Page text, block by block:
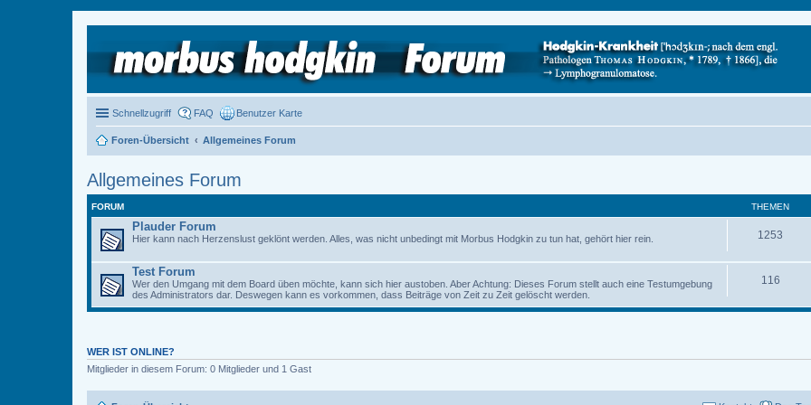
Schnellzugriff FAQ Benutzer Karte
Foren-Übersicht Allgemeines Forum
Allgemeines Forum
FORUM THEMEN
Plauder Forum
Hier kann nach Herzenslust geklönt werden. Alles, was nicht unbedingt mit Morbus Hodgkin zu tun hat, gehört hier rein. 1253
Test Forum
Wer den Umgang mit dem Board üben möchte, kann sich hier austoben. Aber Achtung: Dieses Forum stellt auch eine Testumgebung
des Administrators dar. Deswegen kann es vorkommen, dass Beiträge von Zeit zu Zeit gelöscht werden.
116
WER IST ONLINE?
Mitglieder in diesem Forum: 0 Mitglieder und 1 Gast